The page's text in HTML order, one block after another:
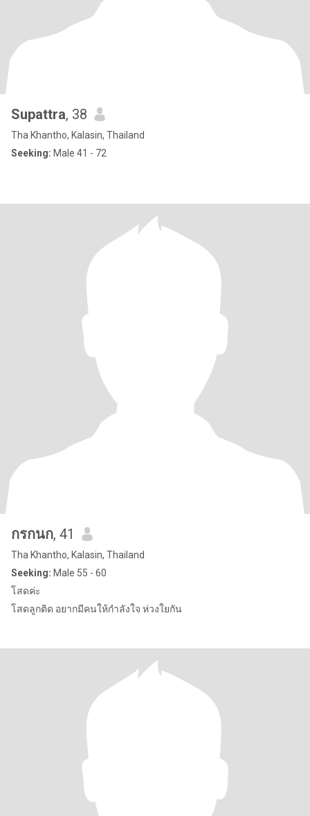
Supattra, 38
Tha Khantho, Kalasin, Thailand
Seeking: Male 41 - 72
กรกนก, 41
Tha Khantho, Kalasin, Thailand
Seeking: Male 55 - 60
โสดค่ะ
โสดลูกติด อยากมีคนให้กำลังใจ ห่วงใยกัน